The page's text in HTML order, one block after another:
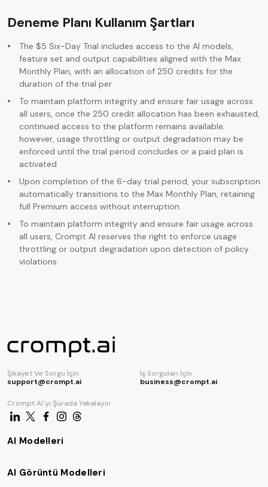
Deneme Planı Kullanım Şartları
The $5 Six-Day Trial includes access to the AI models,
feature set and output capabilities aligned with the Max
Monthly Plan, with an allocation of 250 credits for the
duration of the trial per
To maintain platform integrity and ensure fair usage across
all users, once the 250 credit allocation has been exhausted,
continued access to the platform remains available;
however, usage throttling or output degradation may be
enforced until the trial period concludes or a paid plan is
activated
Upon completion of the 6-day trial period, your subscription
automatically transitions to the Max Monthly Plan, retaining
full Premium access without interruption.
To maintain platform integrity and ensure fair usage across
all users, Crompt AI reserves the right to enforce usage
throttling or output degradation upon detection of policy
violations.
Şikayet Ve Sorgu İçin
support@crompt.ai
İş Sorguları İçin
business@crompt.ai
Crompt AI'yı Şurada Yakalayın
AI Modelleri
AI Görüntü Modelleri